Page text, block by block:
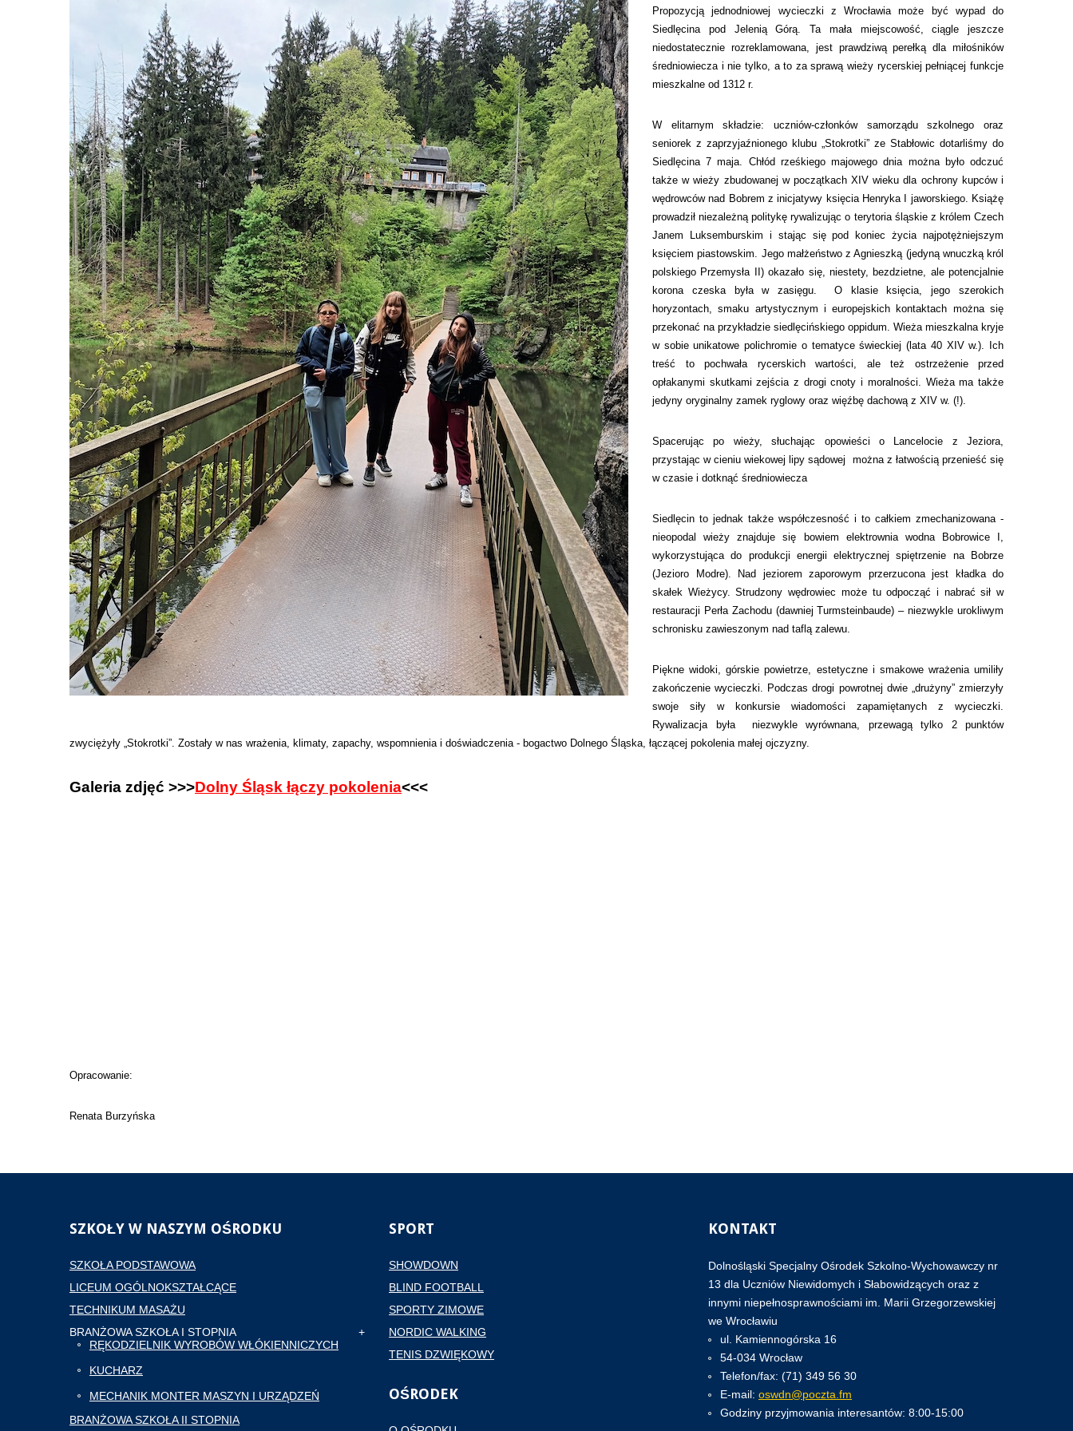
Propozycją jednodniowej wycieczki z Wrocławia może być wypad do
Siedlęcina pod Jelenią Górą. Ta mała miejscowość, ciągle jeszcze
niedostatecznie rozreklamowana, jest prawdziwą perełką dla miłośników
średniowiecza i nie tylko, a to za sprawą wieży rycerskiej pełniącej funkcje
mieszkalne od 1312 r.
W elitarnym składzie: uczniów-członków samorządu szkolnego oraz
seniorek z zaprzyjaźnionego klubu „Stokrotki” ze Stabłowic dotarliśmy do
Siedlęcina 7 maja. Chłód rześkiego majowego dnia można było odczuć
także w wieży zbudowanej w początkach XIV wieku dla ochrony kupców i
wędrowców nad Bobrem z inicjatywy księcia Henryka I jaworskiego. Książę
prowadził niezależną politykę rywalizując o terytoria śląskie z królem Czech
Janem Luksemburskim i stając się pod koniec życia najpotężniejszym
księciem piastowskim. Jego małżeństwo z Agnieszką (jedyną wnuczką król
polskiego Przemysła II) okazało się, niestety, bezdzietne, ale potencjalnie
korona czeska była w zasięgu. O klasie księcia, jego szerokich
horyzontach, smaku artystycznym i europejskich kontaktach można się
przekonać na przykładzie siedlęcińskiego oppidum. Wieża mieszkalna kryje
w sobie unikatowe polichromie o tematyce świeckiej (lata 40 XIV w.). Ich
treść to pochwała rycerskich wartości, ale też ostrzeżenie przed
opłakanymi skutkami zejścia z drogi cnoty i moralności. Wieża ma także
jedyny oryginalny zamek ryglowy oraz więźbę dachową z XIV w. (!).
Spacerując po wieży, słuchając opowieści o Lancelocie z Jeziora,
przystając w cieniu wiekowej lipy sądowej można z łatwością przenieść się
w czasie i dotknąć średniowiecza
Siedlęcin to jednak także współczesność i to całkiem zmechanizowana -
nieopodal wieży znajduje się bowiem elektrownia wodna Bobrowice I,
wykorzystująca do produkcji energii elektrycznej spiętrzenie na Bobrze
(Jezioro Modre). Nad jeziorem zaporowym przerzucona jest kładka do
skałek Wieżycy. Strudzony wędrowiec może tu odpocząć i nabrać sił w
restauracji Perła Zachodu (dawniej Turmsteinbaude) – niezwykle urokliwym
schronisku zawieszonym nad taflą zalewu.
Piękne widoki, górskie powietrze, estetyczne i smakowe wrażenia umiliły
zakończenie wycieczki. Podczas drogi powrotnej dwie „drużyny” zmierzyły
swoje siły w konkursie wiadomości zapamiętanych z wycieczki.
Rywalizacja była niezwykle wyrównana, przewagą tylko 2 punktów
zwyciężyły „Stokrotki”. Zostały w nas wrażenia, klimaty, zapachy, wspomnienia i doświadczenia - bogactwo Dolnego Śląska, łączącej pokolenia małej ojczyzny.
Galeria zdjęć >>>Dolny Śląsk łączy pokolenia<<<
Opracowanie:
Renata Burzyńska
SZKOŁY W NASZYM OŚRODKU
SZKOŁA PODSTAWOWA
LICEUM OGÓLNOKSZTAŁCĄCE
TECHNIKUM MASAŻU
BRANŻOWA SZKOŁA I STOPNIA
RĘKODZIELNIK WYROBÓW WŁÓKIENNICZYCH
KUCHARZ
MECHANIK MONTER MASZYN I URZĄDZEŃ
BRANŻOWA SZKOŁA II STOPNIA
SPORT
SHOWDOWN
BLIND FOOTBALL
SPORTY ZIMOWE
NORDIC WALKING
TENIS DZWIĘKOWY
OŚRODEK
KONTAKT
Dolnośląski Specjalny Ośrodek Szkolno-Wychowawczy nr
13 dla Uczniów Niewidomych i Słabowidzących oraz z
innymi niepełnosprawnościami im. Marii Grzegorzewskiej
we Wrocławiu
ul. Kamiennogórska 16
54-034 Wrocław
Telefon/fax: (71) 349 56 30
E-mail: oswdn@poczta.fm
Godziny przyjmowania interesantów: 8:00-15:00